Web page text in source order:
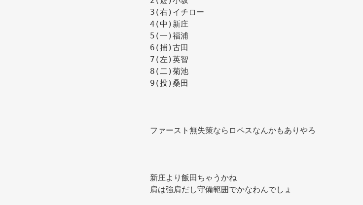
3(右)イチロー
4(中)新庄
5(一)福浦
6(捕)古田
7(左)英智
8(二)菊池
9(投)桑田
ファースト無失策ならロペスなんかもありやろ
新庄より飯田ちゃうかね
肩は強肩だし守備範囲でかなわんでしょ